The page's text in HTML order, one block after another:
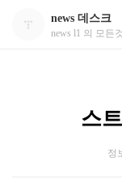
news 데스크
news l1 의 모든것
스
정